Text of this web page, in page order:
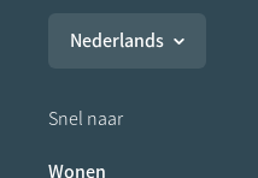
Nederlands
Snel naar
Wonen